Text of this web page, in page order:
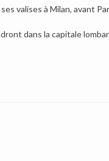
valises à Milan, avant
dans la capitale